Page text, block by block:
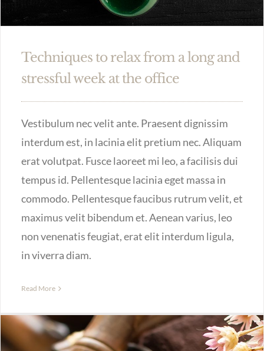
Techniques to relax from a long and
stressful week at the office
Vestibulum nec velit ante. Praesent dignissim
interdum est, in lacinia elit pretium nec. Aliquam
erat volutpat. Fusce laoreet mi leo, a facilisis dui
tempus id. Pellentesque lacinia eget massa in
commodo. Pellentesque faucibus rutrum velit, et
maximus velit bibendum et. Aenean varius, leo
non venenatis feugiat, erat elit interdum ligula,
in viverra diam.
Read More